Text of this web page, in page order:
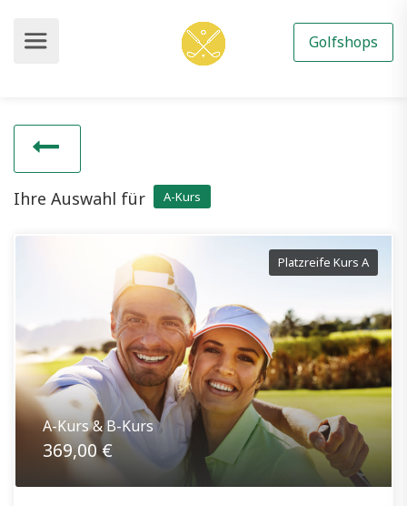
Golfshops
Ihre Auswahl für A-Kurs
Platzreife Kurs A
A-Kurs & B-Kurs
369,00 €